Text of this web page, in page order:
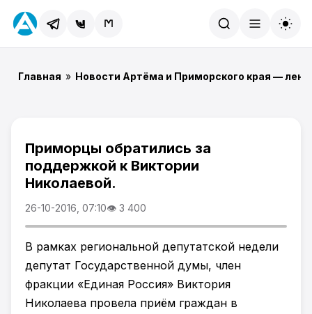
Главная » Новости Артёма и Приморского края —
Приморцы обратились за
поддержкой к Виктории
Николаевой.
26-10-2016, 07:10👁 3 400
В рамках региональной депутатской недели
депутат Государственной думы, член
фракции «Единая Россия» Виктория
Николаева провела приём граждан в